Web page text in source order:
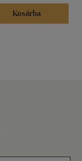
Kosárba